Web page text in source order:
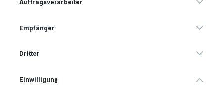
Auftragsverarbeiter
Empfänger
Dritter
Einwilligung